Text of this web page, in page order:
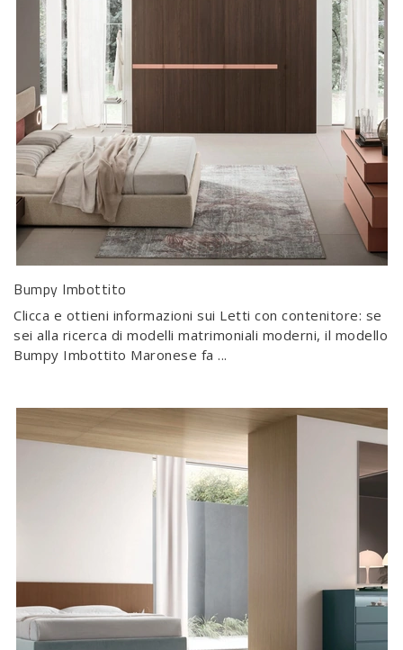
Bumpy Imbottito
Clicca e ottieni informazioni sui Letti con contenitore: se
sei alla ricerca di modelli matrimoniali moderni, il modello
Bumpy Imbottito Maronese fa ...